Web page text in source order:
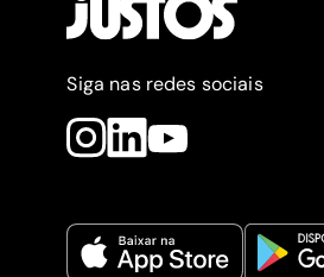
Siga nas redes sociais